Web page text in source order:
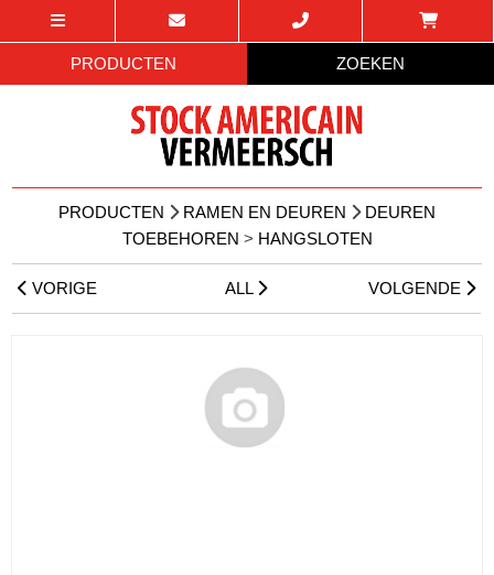
PRODUCTEN ZOEKEN
PRODUCTEN RAMEN EN DEUREN
DEUREN
TOEBEHOREN > HANGSLOTEN
VORIGE ALL VOLGENDE